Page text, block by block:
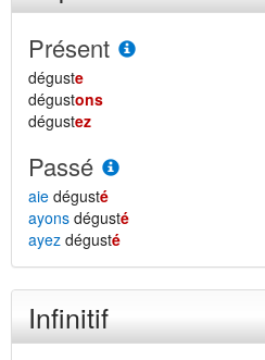
Présent
déguste
dégustons
dégustez
Passé
aie dégusté
ayons dégusté
ayez dégusté
Infinitif